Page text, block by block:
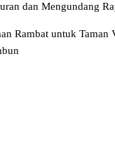
dan Mengundang
Rambat untuk Taman